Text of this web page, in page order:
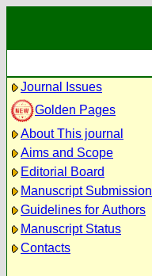
Journal Issues
Golden Pages
About This journal
Aims and Scope
Editorial Board
Manuscript Submission
Guidelines for Authors
Manuscript Status
Contacts